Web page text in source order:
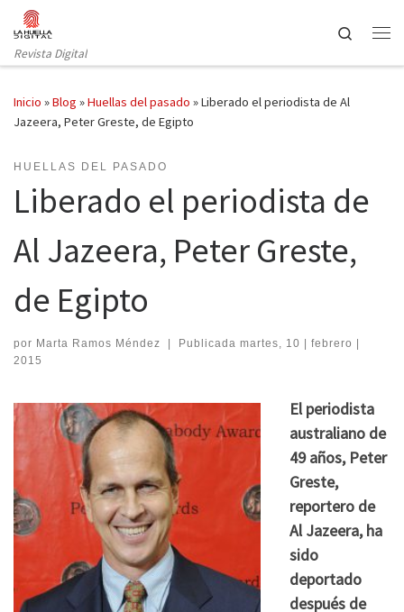
Saltar al contenido
Revista Digital
Search
Inicio »Blog »Huellas del pasado »Liberado el periodista de Al
Jazeera, Peter Greste, de Egipto
HUELLAS DEL PASADO
Liberado el periodista de
Al Jazeera, Peter Greste,
de Egipto
por Marta Ramos Méndez | Publicada martes, 10 | febrero |
2015
El periodista
australiano de
49 años, Peter
Greste,
reportero de
Al Jazeera, ha
sido
deportado
después de